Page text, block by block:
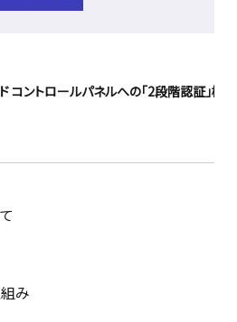
コントロールパネルへの「2段階認証」機
み